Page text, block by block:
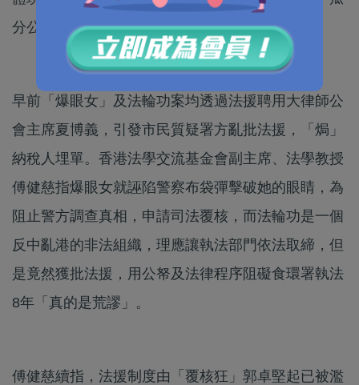
分公帑，署方應盡快檢討、堵塞漏洞～//
早前「爆眼女」及法輪功案均透過法援聘用大律師公
會主席夏博義，引發市民質疑署方亂批法援，「焗」
納稅人埋單。香港法學交流基金會副主席、法學教授
傅健慈指爆眼女就誣陷警察布袋彈擊破她的眼睛，為
阻止警方調查真相，申請司法覆核，而法輪功是一個
反中亂港的非法組織，理應讓執法部門依法取締，但
是竟然獲批法援，用公帑及法律程序阻礙食環署執法
8年「真的是荒謬」。
傅健慈續指，法援制度由「覆核狂」郭卓堅起已被濫